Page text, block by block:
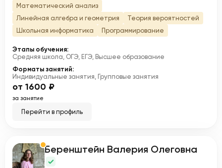
Математический анализ
Линейная алгебра и геометрия
Теория вероятностей
Школьная информатика
Программирование
Этапы обучения:
Средняя школа, ОГЭ, ЕГЭ, Высшее образование
Форматы занятий:
Индивидуальные занятия, Групповые занятия
от 1600 ₽
за занятие
Перейти в профиль
Б Беренштейн Валерия Олеговна